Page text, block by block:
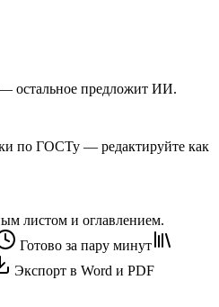
остальное предложит ИИ.
по ГОСТу — редактируйте как
листом и оглавлением.
Готово за пару минут
Экспорт в Word и PDF